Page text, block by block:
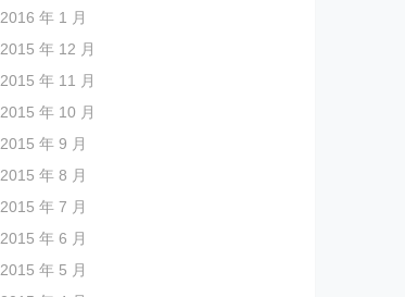
2016 年 1 月
2015 年 12 月
2015 年 11 月
2015 年 10 月
2015 年 9 月
2015 年 8 月
2015 年 7 月
2015 年 6 月
2015 年 5 月